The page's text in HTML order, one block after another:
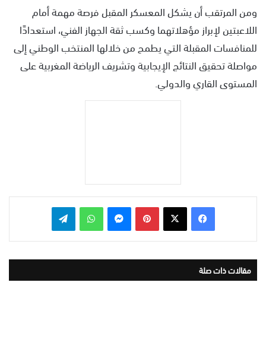
ومن المرتقب أن يشكل المعسكر المقبل فرصة مهمة أمام
اللاعبتين لإبراز مؤهلاتهما وكسب ثقة الجهاز الفني، استعدادًا
للمنافسات المقبلة التي يطمح من خلالها المنتخب الوطني إلى
مواصلة تحقيق النتائج الإيجابية وتشريف الرياضة المغربية على
المستوى القاري والدولي.
بينتيريست واتساب
مقالات ذات صلة